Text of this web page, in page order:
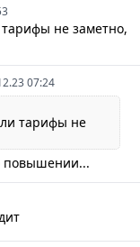
не заметно,
07:24
тарифы не
повышении...